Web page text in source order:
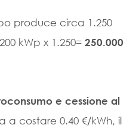
produce circa 1.250
kWp x 1.250= 250.000
e cessione al
a costare 0.40 €/kWh, il